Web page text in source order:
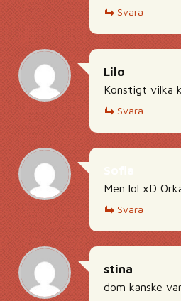
Svara
Lilo
Konstigt vilka
Svara
Men lol xD
Svara
stina
dom kanske